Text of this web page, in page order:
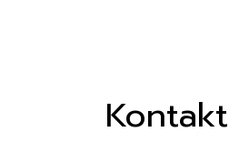
Kontakt